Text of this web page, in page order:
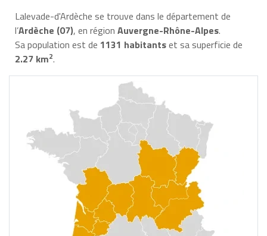
Lalevade-d'Ardèche se trouve dans le département de
l’Ardèche (07), en région Auvergne-Rhône-Alpes.
Sa population est de 1131 habitantset sa superficie de
2.27 km2.